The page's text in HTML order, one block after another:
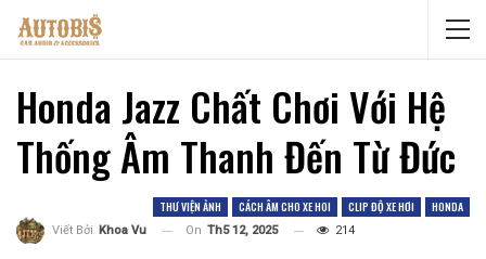
Honda Jazz Chất Chơi Với Hệ
Thống Âm Thanh Đến Từ Đức
THƯ VIỆN ẢNH CÁCH ÂM CHO XE HOI CLIP ĐỘ XE HƠI HONDA
Viết Bởi Khoa Vu On Th5 12, 2025 214